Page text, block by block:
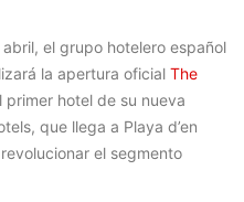
el grupo hotelero español
la apertura oficial The
primer hotel de su nueva
que llega a Playa d’en
el segmento